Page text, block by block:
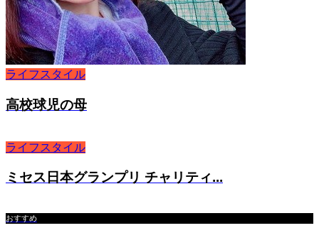
ライフスタイル
高校球児の母
ライフスタイル
ミセス日本グランプリ チャリティ...
おすすめ